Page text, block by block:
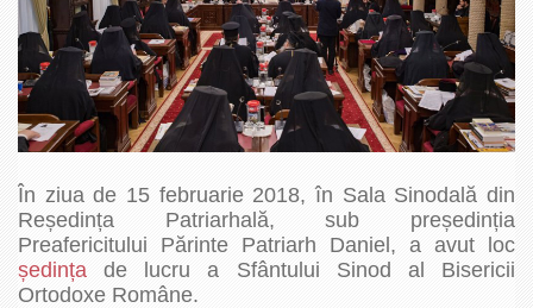
În ziua de 15 februarie 2018, în Sala Sinodală din
Reședința Patriarhală, sub președinția
Preafericitului Părinte Patriarh Daniel, a avut loc
ședința de lucru a Sfântului Sinod al Bisericii
Ortodoxe Române.